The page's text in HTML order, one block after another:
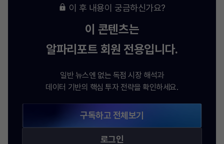
이 후 내용이 궁금하신가요?
이 콘텐츠는
알파리포트 회원 전용입니다.
일반 뉴스엔 없는 독점 시장 해석과
데이터 기반의 핵심 투자 전략을 확인하세요.
구독하고 전체보기
로그인